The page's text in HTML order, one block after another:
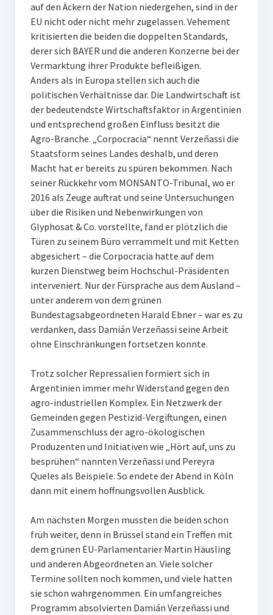
auf den Äckern der Nation niedergehen, sind in der
EU nicht oder nicht mehr zugelassen. Vehement
kritisierten die beiden die doppelten Standards,
derer sich BAYER und die anderen Konzerne bei der
Vermarktung ihrer Produkte befleißigen.
Anders als in Europa stellen sich auch die
politischen Verhältnisse dar. Die Landwirtschaft ist
der bedeutendste Wirtschaftsfaktor in Argentinien
und entsprechend großen Einfluss besitzt die
Agro-Branche. „Corpocracia“ nennt Verzeñassi die
Staatsform seines Landes deshalb, und deren
Macht hat er bereits zu spüren bekommen. Nach
seiner Rückkehr vom MONSANTO-Tribunal, wo er
2016 als Zeuge auftrat und seine Untersuchungen
über die Risiken und Nebenwirkungen von
Glyphosat & Co. vorstellte, fand er plötzlich die
Türen zu seinem Büro verrammelt und mit Ketten
abgesichert – die Corpocracia hatte auf dem
kurzen Dienstweg beim Hochschul-Präsidenten
interveniert. Nur der Fürsprache aus dem Ausland –
unter anderem von dem grünen
Bundestagsabgeordneten Harald Ebner – war es zu
verdanken, dass Damián Verzeñassi seine Arbeit
ohne Einschränkungen fortsetzen konnte.
Trotz solcher Repressalien formiert sich in
Argentinien immer mehr Widerstand gegen den
agro-industriellen Komplex. Ein Netzwerk der
Gemeinden gegen Pestizid-Vergiftungen, einen
Zusammenschluss der agro-ökologischen
Produzenten und Initiativen wie „Hört auf, uns zu
besprühen“ nannten Verzeñassi und Pereyra
Queles als Beispiele. So endete der Abend in Köln
dann mit einem hoffnungsvollen Ausblick.
Am nächsten Morgen mussten die beiden schon
früh weiter, denn in Brüssel stand ein Treffen mit
dem grünen EU-Parlamentarier Martin Häusling
und anderen Abgeordneten an. Viele solcher
Termine sollten noch kommen, und viele hatten
sie schon wahrgenommen. Ein umfangreiches
Programm absolvierten Damián Verzeñassi und